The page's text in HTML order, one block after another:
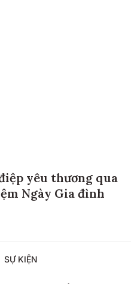
yêu thương qua
Ngày Gia đình
SỰ KIỆN